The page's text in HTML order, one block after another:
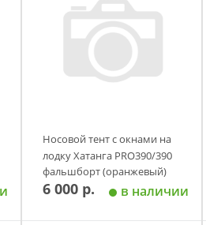
Носовой тент с окнами на
лодку Хатанга PRO390/390
фальшборт (оранжевый)
6 000 р. в наличии